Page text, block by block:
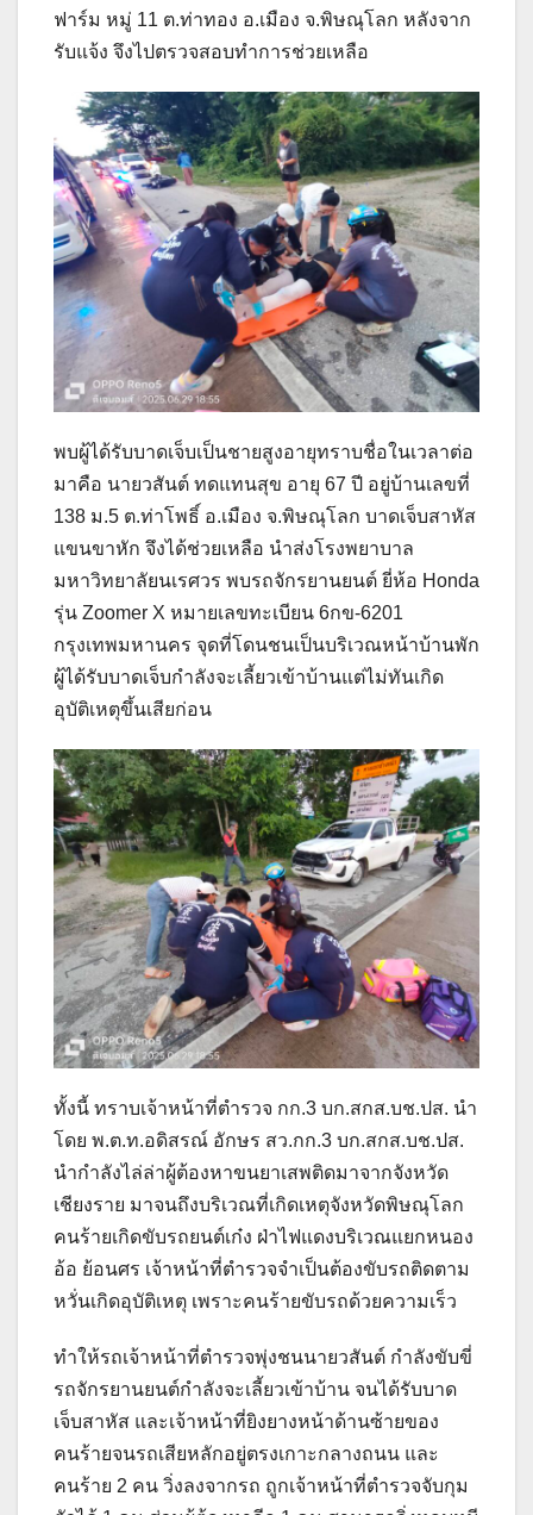
ฟาร์ม หมู่ 11 ต.ท่าทอง อ.เมือง จ.พิษณุโลก หลังจาก
รับแจ้ง จึงไปตรวจสอบทำการช่วยเหลือ
พบผู้ได้รับบาดเจ็บเป็นชายสูงอายุทราบชื่อในเวลาต่อ
มาคือ นายวสันต์ ทดแทนสุข อายุ 67 ปี อยู่บ้านเลขที่
138 ม.5 ต.ท่าโพธิ์ อ.เมือง จ.พิษณุโลก บาดเจ็บสาหัส
แขนขาหัก จึงได้ช่วยเหลือ นำส่งโรงพยาบาล
มหาวิทยาลัยนเรศวร พบรถจักรยานยนต์ ยี่ห้อ Honda
รุ่น Zoomer X หมายเลขทะเบียน 6กข-6201
กรุงเทพมหานคร จุดที่โดนชนเป็นบริเวณหน้าบ้านพัก
ผู้ได้รับบาดเจ็บกำลังจะเลี้ยวเข้าบ้านแต่ไม่ทันเกิด
อุบัติเหตุขึ้นเสียก่อน
ทั้งนี้ ทราบเจ้าหน้าที่ตำรวจ กก.3 บก.สกส.บช.ปส. นำ
โดย พ.ต.ท.อดิสรณ์ อักษร สว.กก.3 บก.สกส.บช.ปส.
นำกำลังไล่ล่าผู้ต้องหาขนยาเสพติดมาจากจังหวัด
เชียงราย มาจนถึงบริเวณที่เกิดเหตุจังหวัดพิษณุโลก
คนร้ายเกิดขับรถยนต์เก๋ง ฝ่าไฟแดงบริเวณแยกหนอง
อ้อ ย้อนศร เจ้าหน้าที่ตำรวจจำเป็นต้องขับรถติดตาม
หวั่นเกิดอุบัติเหตุ เพราะคนร้ายขับรถด้วยความเร็ว
ทำให้รถเจ้าหน้าที่ตำรวจพุ่งชนนายวสันต์ กำลังขับขี่
รถจักรยานยนต์กำลังจะเลี้ยวเข้าบ้าน จนได้รับบาด
เจ็บสาหัส และเจ้าหน้าที่ยิงยางหน้าด้านซ้ายของ
คนร้ายจนรถเสียหลักอยู่ตรงเกาะกลางถนน และ
คนร้าย 2 คน วิ่งลงจากรถ ถูกเจ้าหน้าที่ตำรวจจับกุม